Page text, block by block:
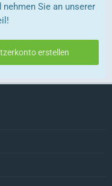
nehmen Sie an unserer
erstellen